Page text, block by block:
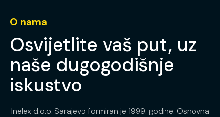
O nama
Osvijetlite vaš put, uz
naše dugogodišnje
iskustvo
Inelex d.o.o. Sarajevo formiran je 1999. godine. Osnovna